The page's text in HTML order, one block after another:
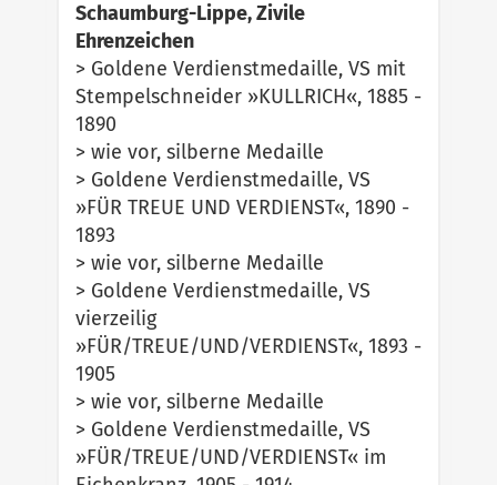
Schaumburg-Lippe, Zivile
Ehrenzeichen
> Goldene Verdienstmedaille, VS mit
Stempelschneider »KULLRICH«, 1885 -
1890
> wie vor, silberne Medaille
> Goldene Verdienstmedaille, VS
»FÜR TREUE UND VERDIENST«, 1890 -
1893
> wie vor, silberne Medaille
> Goldene Verdienstmedaille, VS
vierzeilig
»FÜR/TREUE/UND/VERDIENST«, 1893 -
1905
> wie vor, silberne Medaille
> Goldene Verdienstmedaille, VS
»FÜR/TREUE/UND/VERDIENST« im